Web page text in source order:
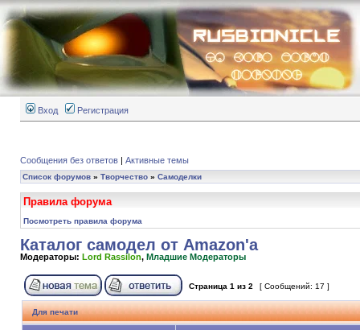
Вход Регистрация
Сообщения без ответов | Активные темы
Список форумов » Творчество » Самоделки
Правила форума
Посмотреть правила форума
Каталог самодел от Amazon'а
Модераторы: Lord Rassilon, Младшие Модераторы
Страница 1 из 2 [ Сообщений: 17 ]
Для печати